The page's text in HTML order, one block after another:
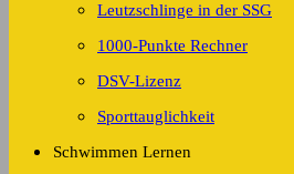
Leutzschlinge in der SSG
1000-Punkte Rechner
DSV-Lizenz
Sporttauglichkeit
Schwimmen Lernen